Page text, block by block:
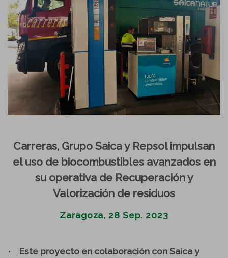
Carreras, Grupo Saica y Repsol impulsan
el uso de biocombustibles avanzados en
su operativa de Recuperación y
Valorización de residuos
Zaragoza, 28 Sep. 2023
•
Este proyecto en colaboración con Saica y